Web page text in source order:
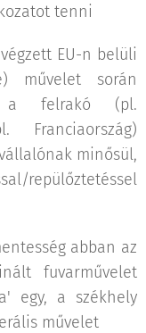
tenni
EU-n belüli
művelet során
a felrakó (pl.
minősül,
abban az
fuvarművelet
egy, a székhely
művelet